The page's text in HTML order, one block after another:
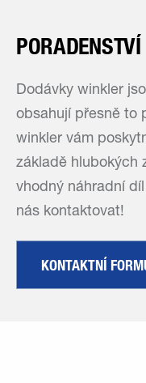
PORADENSTVÍ
Dodávky winkler
obsahují přesně to
winkler vám
základě hlubokých
vhodný náhradní
nás kontaktovat!
KONTAKTNÍ